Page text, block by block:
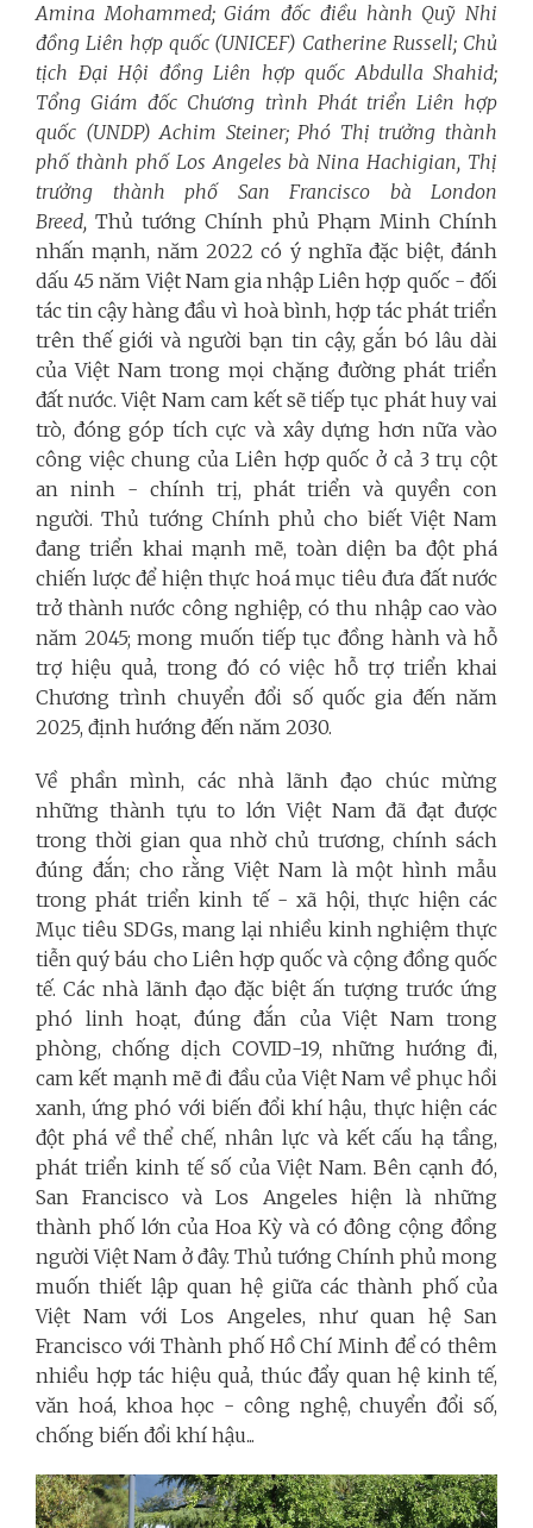
Amina Mohammed; Giám đốc điều hành Quỹ Nhi
đồng Liên hợp quốc (UNICEF) Catherine Russell; Chủ
tịch Đại Hội đồng Liên hợp quốc Abdulla Shahid;
Tổng Giám đốc Chương trình Phát triển Liên hợp
quốc (UNDP) Achim Steiner; Phó Thị trưởng thành
phố thành phố Los Angeles bà Nina Hachigian, Thị
trưởng thành phố San Francisco bà London
Breed,Thủ tướng Chính phủ Phạm Minh Chính
nhấn mạnh, năm 2022 có ý nghĩa đặc biệt, đánh
dấu 45 năm Việt Nam gia nhập Liên hợp quốc - đối
tác tin cậy hàng đầu vì hoà bình, hợp tác phát triển
trên thế giới và người bạn tin cậy, gắn bó lâu dài
của Việt Nam trong mọi chặng đường phát triển
đất nước. Việt Nam cam kết sẽ tiếp tục phát huy vai
trò, đóng góp tích cực và xây dựng hơn nữa vào
công việc chung của Liên hợp quốc ở cả 3 trụ cột
an ninh - chính trị, phát triển và quyền con
người. Thủ tướng Chính phủ cho biết Việt Nam
đang triển khai mạnh mẽ, toàn diện ba đột phá
chiến lược để hiện thực hoá mục tiêu đưa đất nước
trở thành nước công nghiệp, có thu nhập cao vào
năm 2045; mong muốn tiếp tục đồng hành và hỗ
trợ hiệu quả, trong đó có việc hỗ trợ triển khai
Chương trình chuyển đổi số quốc gia đến năm
2025, định hướng đến năm 2030.
Về phần mình, các nhà lãnh đạo chúc mừng
những thành tựu to lớn Việt Nam đã đạt được
trong thời gian qua nhờ chủ trương, chính sách
đúng đắn; cho rằng Việt Nam là một hình mẫu
trong phát triển kinh tế - xã hội, thực hiện các
Mục tiêu SDGs, mang lại nhiều kinh nghiệm thực
tiễn quý báu cho Liên hợp quốc và cộng đồng quốc
tế. Các nhà lãnh đạo đặc biệt ấn tượng trước ứng
phó linh hoạt, đúng đắn của Việt Nam trong
phòng, chống dịch COVID-19, những hướng đi,
cam kết mạnh mẽ đi đầu của Việt Nam về phục hồi
xanh, ứng phó với biến đổi khí hậu, thực hiện các
đột phá về thể chế, nhân lực và kết cấu hạ tầng,
phát triển kinh tế số của Việt Nam. Bên cạnh đó,
San Francisco và Los Angeles hiện là những
thành phố lớn của Hoa Kỳ và có đông cộng đồng
người Việt Nam ở đây. Thủ tướng Chính phủ mong
muốn thiết lập quan hệ giữa các thành phố của
Việt Nam với Los Angeles, như quan hệ San
Francisco với Thành phố Hồ Chí Minh để có thêm
nhiều hợp tác hiệu quả, thúc đẩy quan hệ kinh tế,
văn hoá, khoa học - công nghệ, chuyển đổi số,
chống biến đổi khí hậu...